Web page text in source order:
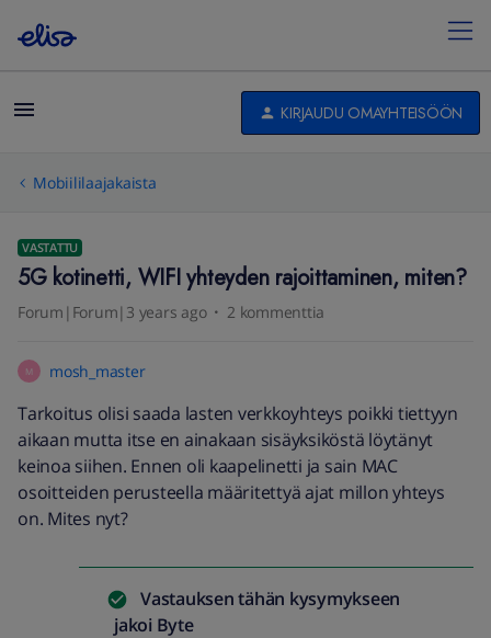
KIRJAUDU OMAYHTEISÖÖN
Mobiililaajakaista
VASTATTU
5G kotinetti, WIFI yhteyden rajoittaminen, miten?
Forum|Forum|3 years ago 2 kommenttia
M mosh_master
Tarkoitus olisi saada lasten verkkoyhteys poikki tiettyyn
aikaan mutta itse en ainakaan sisäyksiköstä löytänyt
keinoa siihen. Ennen oli kaapelinetti ja sain MAC
osoitteiden perusteella määritettyä ajat millon yhteys
on. Mites nyt?
Vastauksen tähän kysymykseen
jakoi Byte